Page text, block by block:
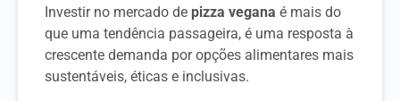
Investir no mercado de pizza vegana é mais do
que uma tendência passageira, é uma resposta à
crescente demanda por opções alimentares mais
sustentáveis, éticas e inclusivas.